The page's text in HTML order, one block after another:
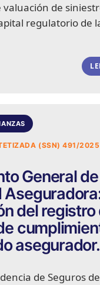
valuación de
regulatorio de
(SSN) 491/2025
General
del registro
asegurador.
de Seguros